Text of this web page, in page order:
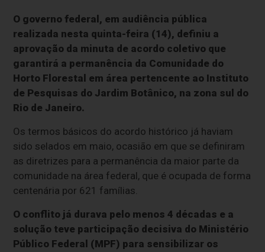
O governo federal, em audiência pública
realizada nesta quinta-feira (14), definiu a
aprovação da minuta de acordo coletivo que
garantirá a permanência da Comunidade do
Horto Florestal em área pertencente ao Instituto
de Pesquisas do Jardim Botânico, na zona sul do
Rio de Janeiro.
Os termos básicos do acordo histórico já haviam
sido selados em maio, ocasião em que se definiram
as diretrizes para a permanência da maior parte da
comunidade na área federal, que é ocupada de forma
centenária por 621 famílias.
O conflito já durava pelo menos 4 décadas e a
solução teve participação decisiva do Ministério
Público Federal (MPF) para sensibilizar os